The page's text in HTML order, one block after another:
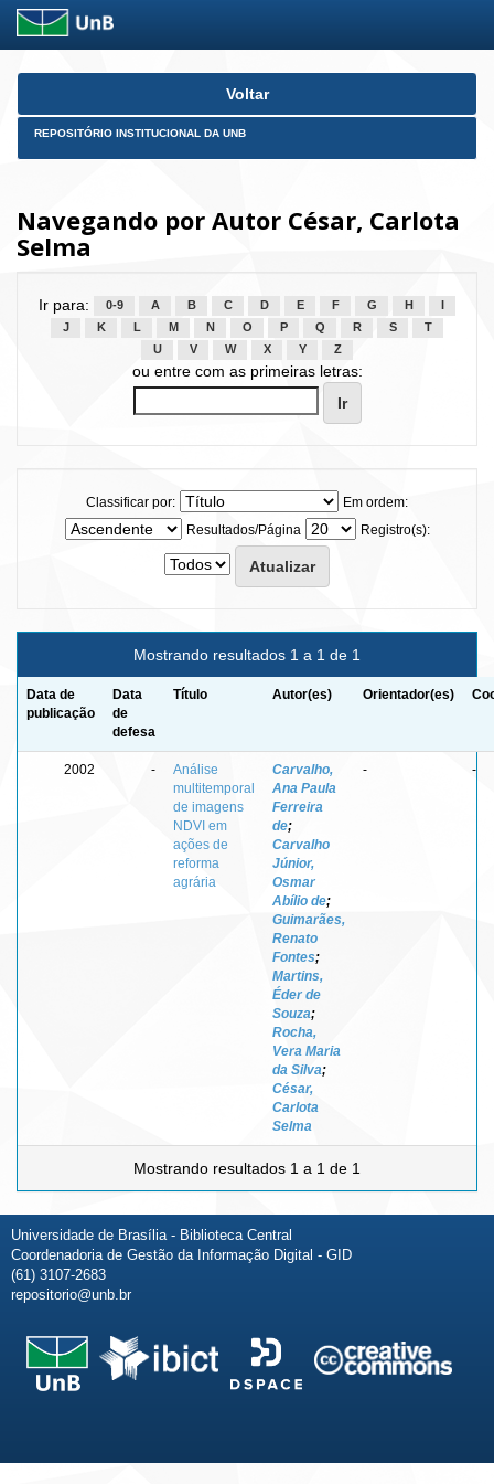
Skip
Voltar
REPOSITÓRIO INSTITUCIONAL DA UNB
Navegando por Autor César, Carlota
Selma
Ir para: 0-9 A B C D E F G H
J
K L M N O P Q R S
T
U
V W X Y Z
ou entre com as primeiras letras:
Classificar por:
Em ordem:
Resultados/Página
Registro(s):
Mostrando resultados 1 a 1 de 1
Data de
publicação
Data
de
defesa
Título Autor(es) Orientador(es)
2002 -
Análise
multitemporal
de imagens
NDVI em
ações de
reforma
agrária
Carvalho,
Ana Paula
Ferreira
de;
Carvalho
Júnior,
Osmar
Abílio de;
Guimarães,
Renato
Fontes;
Martins,
Éder de
Souza;
Rocha,
Vera Maria
da Silva;
César,
Carlota
Selma
- -
Mostrando resultados 1 a 1 de 1
Universidade de Brasília - Biblioteca Central
Coordenadoria de Gestão da Informação Digital - GID
(61) 3107-2683
repositorio@unb.br